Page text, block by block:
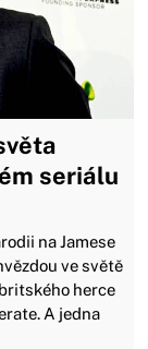
seriálu
na Jamese
ve světě
herce
A jedna